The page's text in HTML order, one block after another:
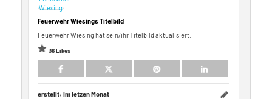
Feuerwehr Wiesings Titelbild
Feuerwehr Wiesing hat sein/ihr Titelbild aktualisiert.
36 Likes
erstellt: Im letzen Monat